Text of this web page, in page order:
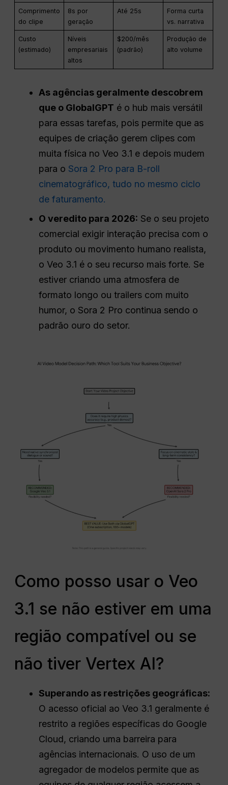
Comprimento
do clipe
8s por
geração
Até 25s
Forma curta
vs. narrativa
Custo
(estimado)
Níveis
empresariais
altos
$200/mês
(padrão)
Produção de
alto volume
As agências geralmente descobrem
que o GlobalGPT é o hub mais versátil
para essas tarefas, pois permite que as
equipes de criação gerem clipes com
muita física no Veo 3.1 e depois mudem
para o Sora 2 Pro para B-roll
cinematográfico, tudo no mesmo ciclo
de faturamento.
O veredito para 2026: Se o seu projeto
comercial exigir interação precisa com o
produto ou movimento humano realista,
o Veo 3.1 é o seu recurso mais forte. Se
estiver criando uma atmosfera de
formato longo ou trailers com muito
humor, o Sora 2 Pro continua sendo o
padrão ouro do setor.
Como posso usar o Veo
3.1 se não estiver em uma
região compatível ou se
não tiver Vertex AI?
Superando as restrições geográficas:
O acesso oficial ao Veo 3.1 geralmente é
restrito a regiões específicas do Google
Cloud, criando uma barreira para
agências internacionais. O uso de um
agregador de modelos permite que as